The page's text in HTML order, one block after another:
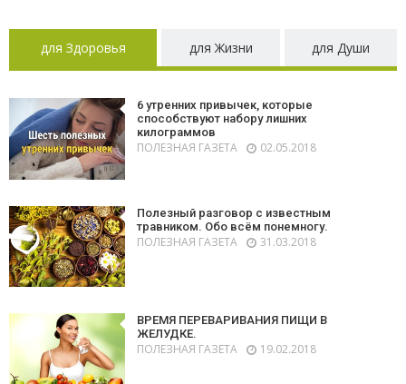
для Здоровья для Жизни для Души
6 утренних привычек, которые
способствуют набору лишних
килограммов
ПОЛЕЗНАЯ ГАЗЕТА 02.05.2018
Полезный разговор с известным
травником. Обо всём понемногу.
ПОЛЕЗНАЯ ГАЗЕТА 31.03.2018
ВРЕМЯ ПЕРЕВАРИВАНИЯ ПИЩИ В
ЖЕЛУДКЕ.
ПОЛЕЗНАЯ ГАЗЕТА 19.02.2018